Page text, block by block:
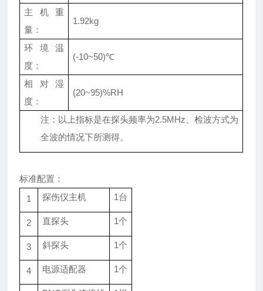
主机重
量：
1.92kg
环境温
度：
(-10~50)℃
相对湿
度：
(20~95)%RH
注：以上指标是在探头频率为2.5MHz 、检波方式为
全波的情况下所测得。
标准配置：
1
探伤仪主机 1台
2 直探头 1个
3 斜探头 1个
4 电源适配器 1个